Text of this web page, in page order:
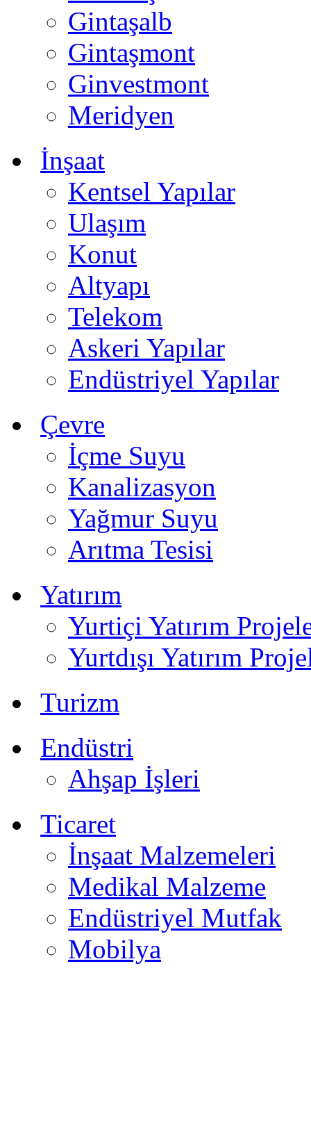
Gintaşalb
Gintaşmont
Ginvestmont
Meridyen
İnşaat
Kentsel Yapılar
Ulaşım
Konut
Altyapı
Telekom
Askeri Yapılar
Endüstriyel Yapılar
Çevre
İçme Suyu
Kanalizasyon
Yağmur Suyu
Arıtma Tesisi
Yatırım
Yurtiçi Yatırım
Yurtdışı Yatırım
Turizm
Endüstri
Ahşap İşleri
Ticaret
İnşaat Malzemeleri
Medikal Malzeme
Endüstriyel Mutfak
Mobilya